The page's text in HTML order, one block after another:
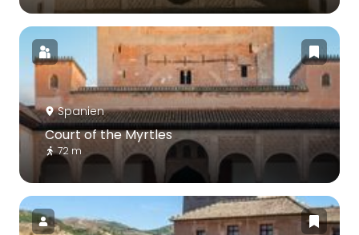
Spanien
Court of the Myrtles
72 m